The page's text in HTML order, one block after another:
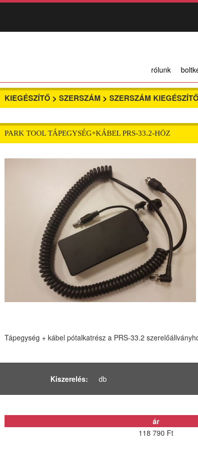
rólunk
KIEGÉSZÍTŐ > SZERSZÁM > SZERSZÁM KIEGÉSZÍTŐ
PARK TOOL TÁPEGYSÉG+KÁBEL PRS-33.2-HÖZ
Tápegység + kábel pótalkatrész a PRS-33.2
Kiszerelés: db
ár
118 790 Ft